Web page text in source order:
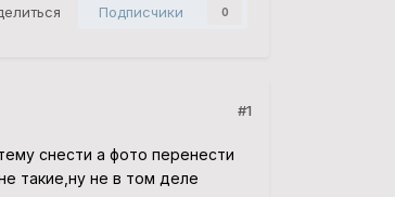
Подписчики 0
#1
снести а фото перенести
такие,ну не в том деле